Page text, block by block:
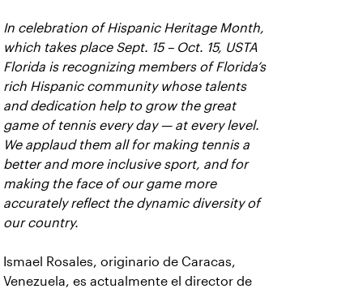
In celebration of Hispanic Heritage Month,
which takes place Sept. 15 – Oct. 15, USTA
Florida is recognizing members of Florida’s
rich Hispanic community whose talents
and dedication help to grow the great
game of tennis every day — at every level.
We applaud them all for making tennis a
better and more inclusive sport, and for
making the face of our game more
accurately reflect the dynamic diversity of
our country.
Ismael Rosales, originario de Caracas,
Venezuela, es actualmente el director de